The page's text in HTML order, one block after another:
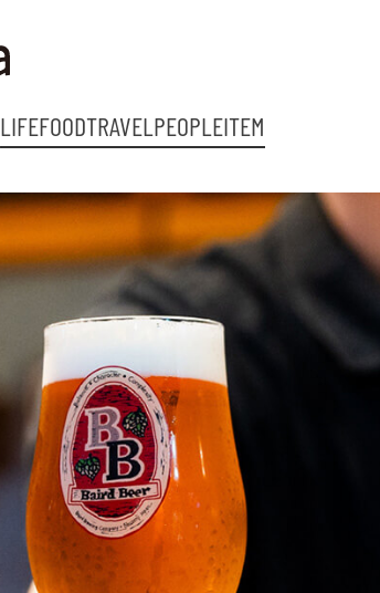
LIFEFOODTRAVELPEOPLEITEM